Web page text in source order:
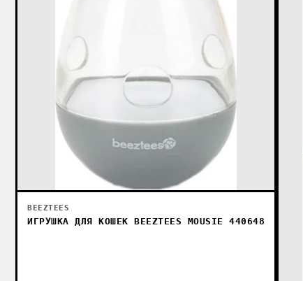
BEEZTEES
ИГРУШКА ДЛЯ КОШЕК BEEZTEES MOUSIE 440648